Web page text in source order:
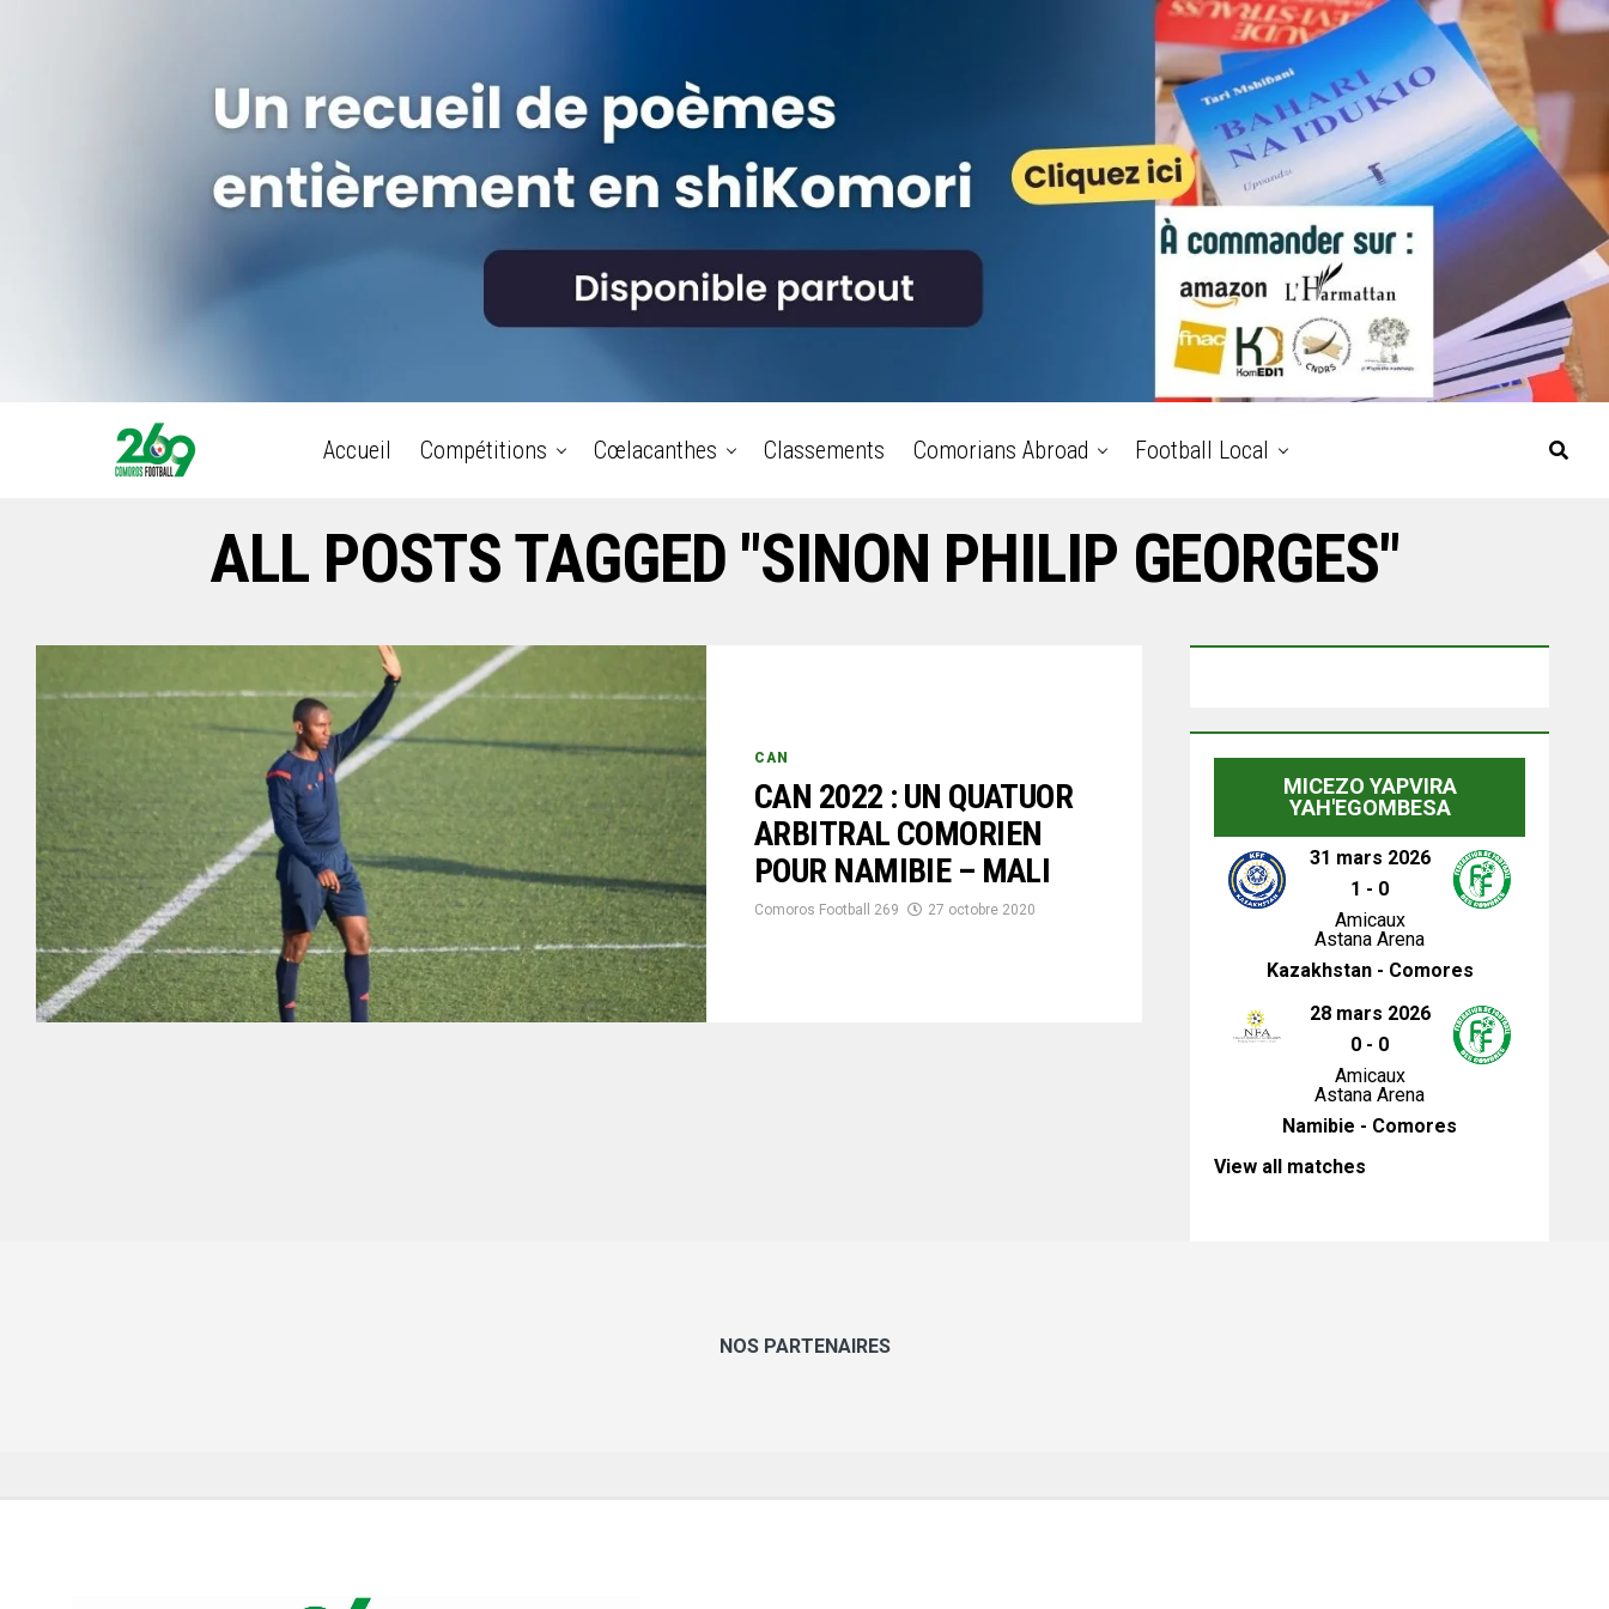
Accueil Compétitions Cœlacanthes Classements Comorians Abroad Football Local
ALL POSTS TAGGED "SINON PHILIP GEORGES"
CAN
CAN 2022 : UN QUATUOR
ARBITRAL COMORIEN
POUR NAMIBIE – MALI
Comoros Football 269 27 octobre 2020
MICEZO YAPVIRA
YAH'EGOMBESA
31 mars 2026
1 - 0
Amicaux
Astana Arena
Kazakhstan - Comores
28 mars 2026
0 - 0
Amicaux
Astana Arena
Namibie - Comores
View all matches
NOS PARTENAIRES